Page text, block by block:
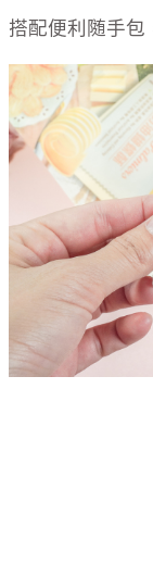
搭配便利随手包